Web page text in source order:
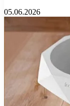
05.06.2026